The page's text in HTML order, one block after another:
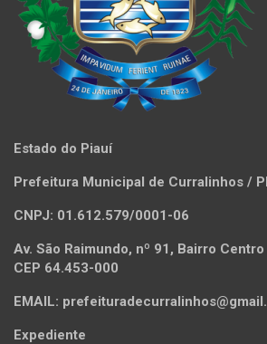
Estado do Piauí
Prefeitura Municipal de Curralinhos / PI
CNPJ: 01.612.579/0001-06
Av. São Raimundo, nº 91, Bairro
CEP 64.453-000
EMAIL:
Expediente